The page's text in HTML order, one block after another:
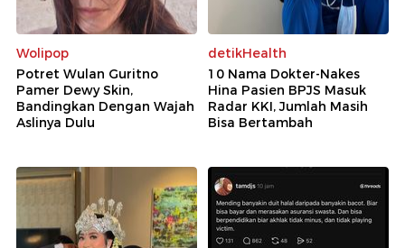
Wolipop
Potret Wulan Guritno
Pamer Dewy Skin,
Bandingkan Dengan Wajah
Aslinya Dulu
detikHealth
10 Nama Dokter-Nakes
Hina Pasien BPJS Masuk
Radar KKI, Jumlah Masih
Bisa Bertambah